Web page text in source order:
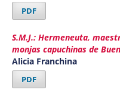
PDF
S.M.J.: Hermeneuta,
monjas capuchinas de
Alicia Franchina
PDF